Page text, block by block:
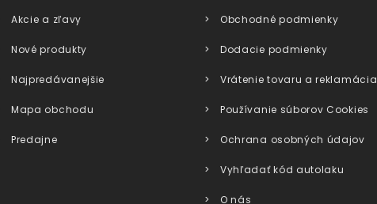
Akcie a zľavy
Nové produkty
Najpredávanejšie
Mapa obchodu
Predajne
Obchodné podmienky
Dodacie podmienky
Vrátenie tovaru a reklamácia
Používanie súborov Cookies
Ochrana osobných údajov
Vyhľadať kód autolaku
O nás